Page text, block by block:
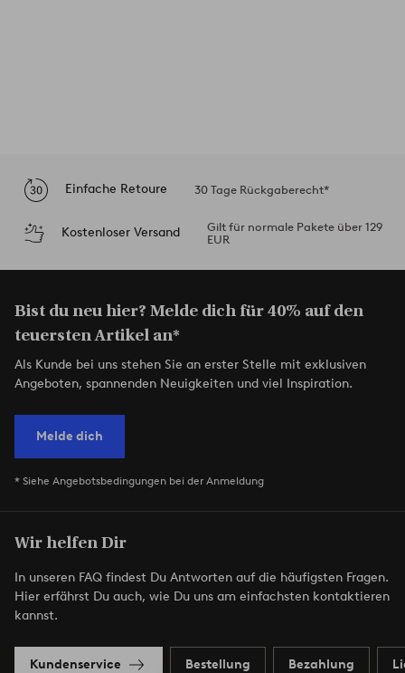
Einfache Retoure 30 Tage Rückgaberecht*
Kostenloser Versand
Gilt für normale Pakete über 129
EUR
Bist du neu hier? Melde dich für 40% auf den
teuersten Artikel an*
Als Kunde bei uns stehen Sie an erster Stelle mit exklusiven
Angeboten, spannenden Neuigkeiten und viel Inspiration.
Melde dich
* Siehe Angebotsbedingungen bei der Anmeldung
Wir helfen Dir
In unseren FAQ findest Du Antworten auf die häufigsten Fragen.
Hier erfährst Du auch, wie Du uns am einfachsten kontaktieren
kannst.
Kundenservice Bestellung Bezahlung